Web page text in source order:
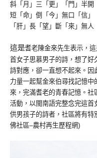
斜「月」三「更」「門」半開
短「命」倒「今」無口「信」
「肝」長「望」斷「來」無人
這是耆老陳金來先生表示，
首女子思慕男子的詩，想了
詩對應，卻一直想不起來。
力量一起幫金來伯尋找記憶中
來，完滿耆老的青春記憶。
活動，以閩南語完整念完這
供男孩子的詩者，社區將有特
佛社區–農村再生歷程網)